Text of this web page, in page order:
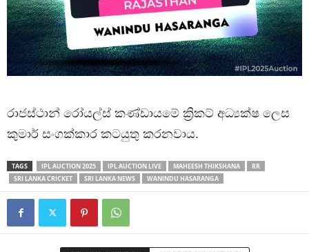
රාජස්ථාන් රෝයල්ස් කණ්ඩායමේ ක්‍රිකට් අධ්‍යක්ෂ ලෙස
කුමාර් සංගක්කාර කටයුතු කරනවාය.
TAGS IPL AUCTION 2025 IPL AUCTION LIVE MAHEESH THIKSHANA
RR
SRI LANKA CRICKET
SRI LANKA NEWS WANINDU HASARANGA